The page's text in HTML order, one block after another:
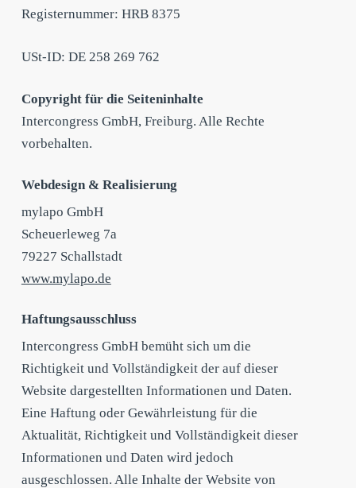
Registernummer: HRB 8375
USt-ID: DE 258 269 762
Copyright für die Seiteninhalte
Intercongress GmbH, Freiburg. Alle Rechte
vorbehalten.
Webdesign & Realisierung
mylapo GmbH
Scheuerleweg 7a
79227 Schallstadt
www.mylapo.de
Haftungsausschluss
Intercongress GmbH bemüht sich um die
Richtigkeit und Vollständigkeit der auf dieser
Website dargestellten Informationen und Daten.
Eine Haftung oder Gewährleistung für die
Aktualität, Richtigkeit und Vollständigkeit dieser
Informationen und Daten wird jedoch
ausgeschlossen. Alle Inhalte der Website von